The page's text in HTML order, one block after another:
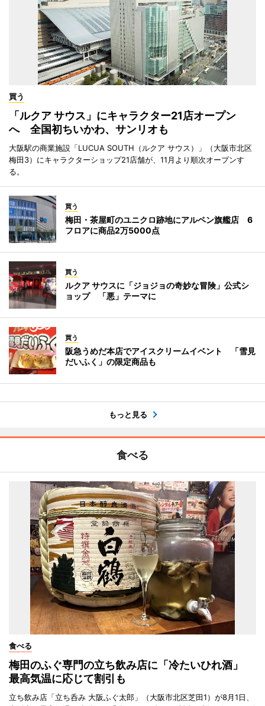
買う
「ルクア サウス」にキャラクター21店オープン
へ 全国初ちいかわ、サンリオも
大阪駅の商業施設「LUCUA SOUTH（ルクア サウス）」（大阪市北区
梅田3）にキャラクターショップ21店舗が、11月より順次オープンす
る。
買う
梅田・茶屋町のユニクロ跡地にアルペン旗艦店 6
フロアに商品2万5000点
買う
ルクア サウスに「ジョジョの奇妙な冒険」公式シ
ョップ 「悪」テーマに
買う
阪急うめだ本店でアイスクリームイベント 「雪見
だいふく」の限定商品も
もっと見る
食べる
食べる
梅田のふぐ専門の立ち飲み店に「冷たいひれ酒」
最高気温に応じて割引も
立ち飲み店「立ち呑み 大阪ふぐ太郎」（大阪市北区芝田1）が8月1日、